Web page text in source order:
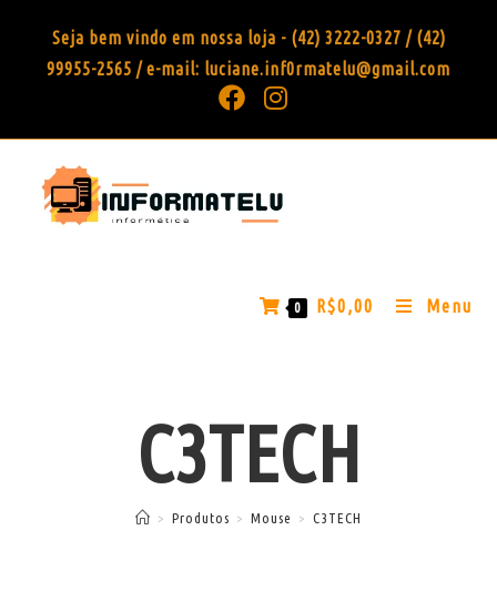
Seja bem vindo em nossa loja - (42) 3222-0327 / (42)
99955-2565 / e-mail: luciane.inf0rmatelu@gmail.com
0 R$0,00 Menu
C3TECH
> Produtos > Mouse > C3TECH